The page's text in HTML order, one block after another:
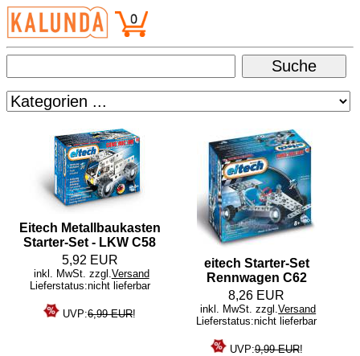
Eitech Metallbaukasten
Starter-Set - LKW C58
5,92 EUR
inkl. MwSt. zzgl. Versand
Lieferstatus:nicht lieferbar
UVP:6,99 EUR!
eitech Starter-Set
Rennwagen C62
8,26 EUR
inkl. MwSt. zzgl.Versand
Lieferstatus:nicht lieferbar
UVP:9,99 EUR!